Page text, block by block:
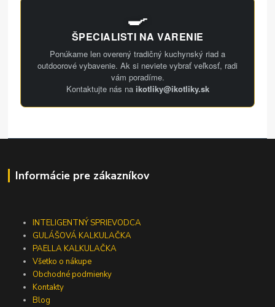
🍳
ŠPECIALISTI NA VARENIE
Ponúkame len overený tradičný kuchynský riad a
outdoorové vybavenie. Ak si neviete vybrať veľkosť, radi
vám poradíme.
Kontaktujte nás na ikotliky@ikotliky.sk
Informácie pre zákazníkov
INTELIGENTNÝ SPRIEVODCA
GULÁŠOVÁ KALKULAČKA
PAELLA KALKULAČKA
Všetko o nákupe
Obchodné podmienky
Kontakty
Blog